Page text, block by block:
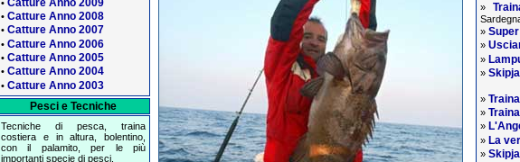
•
• Catture Anno 2008
• Catture Anno 2007
• Catture Anno 2006
• Catture Anno 2005
• Catture Anno 2004
• Catture Anno 2003
Pesci e Tecniche
Tecniche di pesca, traina
costiera e in altura, bolentino,
con il palamito, per le più
importanti specie di pesci.
»
»
»
»
»
»
»
»
» La
»